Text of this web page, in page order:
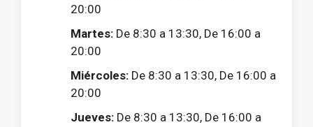
20:00
Martes: De 8:30 a 13:30, De 16:00 a
20:00
Miércoles: De 8:30 a 13:30, De 16:00 a
20:00
Jueves: De 8:30 a 13:30, De 16:00 a